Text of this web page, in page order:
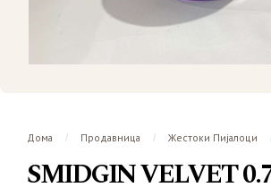
Дома / Продавница / Жестоки Пијалоци
SMIDGIN VELVET